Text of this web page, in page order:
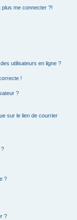
plus me connecter ?!
utilisateurs en ligne ?
!
?
sur le lien de courrier
?
?
?